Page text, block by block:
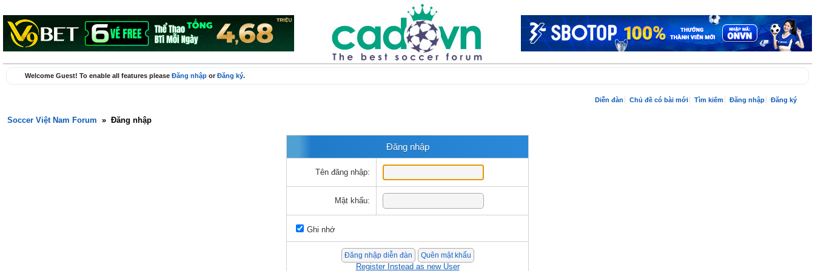
Welcome Guest! To enable all features please Đăng nhập orĐăng ký.
Diễn đàn Chủ đề có bài mới Tìm kiếm Đăng nhập Đăng ký
Soccer Việt Nam Forum » Đăng nhập
Đăng nhập
Tên đăng nhập:
Mật khẩu:
Ghi nhớ
Register Instead as new User